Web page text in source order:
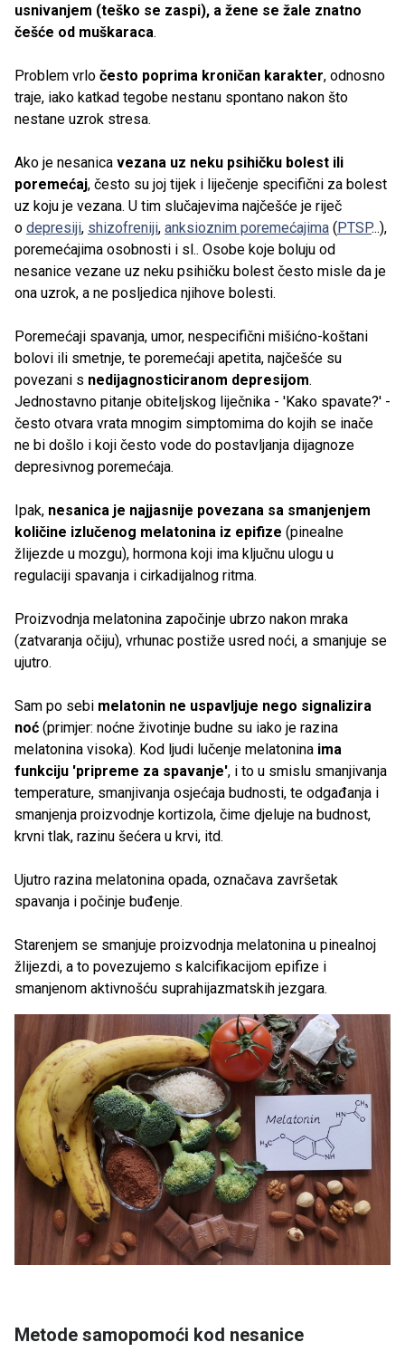
usnivanjem (teško se zaspi), a žene se žale znatno
češće od muškaraca.
Problem vrlo često poprima kroničan karakter, odnosno
traje, iako katkad tegobe nestanu spontano nakon što
nestane uzrok stresa.
Ako je nesanica vezana uz neku psihičku bolest ili
poremećaj, često su joj tijek i liječenje specifični za bolest
uz koju je vezana. U tim slučajevima najčešće je riječ
o depresiji, shizofreniji, anksioznim poremećajima (PTSP...),
poremećajima osobnosti i sl.. Osobe koje boluju od
nesanice vezane uz neku psihičku bolest često misle da je
ona uzrok, a ne posljedica njihove bolesti.
Poremećaji spavanja, umor, nespecifični mišićno-koštani
bolovi ili smetnje, te poremećaji apetita, najčešće su
povezani s nedijagnosticiranom depresijom.
Jednostavno pitanje obiteljskog liječnika - 'Kako spavate?' -
često otvara vrata mnogim simptomima do kojih se inače
ne bi došlo i koji često vode do postavljanja dijagnoze
depresivnog poremećaja.
Ipak, nesanica je najjasnije povezana sa smanjenjem
količine izlučenog melatonina iz epifize (pinealne
žlijezde u mozgu), hormona koji ima ključnu ulogu u
regulaciji spavanja i cirkadijalnog ritma.
Proizvodnja melatonina započinje ubrzo nakon mraka
(zatvaranja očiju), vrhunac postiže usred noći, a smanjuje se
ujutro.
Sam po sebi melatonin ne uspavljuje nego signalizira
noć (primjer: noćne životinje budne su iako je razina
melatonina visoka). Kod ljudi lučenje melatonina ima
funkciju 'pripreme za spavanje', i to u smislu smanjivanja
temperature, smanjivanja osjećaja budnosti, te odgađanja i
smanjenja proizvodnje kortizola, čime djeluje na budnost,
krvni tlak, razinu šećera u krvi, itd.
Ujutro razina melatonina opada, označava završetak
spavanja i počinje buđenje.
Starenjem se smanjuje proizvodnja melatonina u pinealnoj
žlijezdi, a to povezujemo s kalcifikacijom epifize i
smanjenom aktivnošću suprahijazmatskih jezgara.
Metode samopomoći kod nesanice